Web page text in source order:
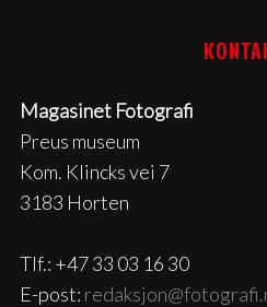
Magasinet Fotografi
Preus museum
Kom. Klincks vei 7
3183 Horten
Tlf.: +47 33 03 16 30
E-post: